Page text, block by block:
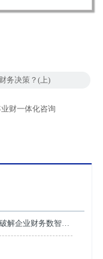
务决策？(上)
财一体化咨询
解企业财务数智化